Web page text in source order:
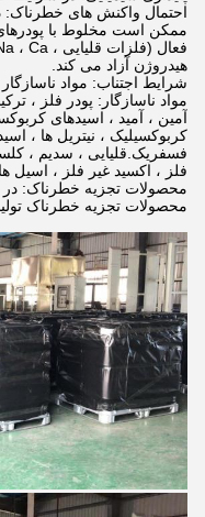
احتمال واکنش های
ممکن است مخلوط با
هیدروژن آزاد می کند.
شرایط اجتناب: مواد
مواد ناسازگار: پودر فلز ،
آمین ، آمید ، اسیدهای
کربوکسیلیک ، نیتریل ها ،
فسفریک.قلیایی ، سدیم ،
فلز ، اکسید غیر فلز ، اسیل
محصولات تجزیه خطرناک: در
محصولات تجزیه خطرناک